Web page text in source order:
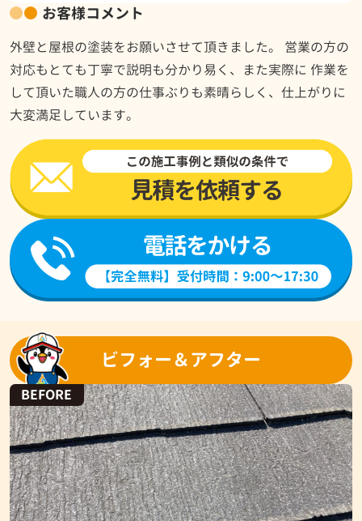
お客様コメント
外壁と屋根の塗装をお願いさせて頂きました。 営業の方の
対応もとても丁寧で説明も分かり易く、また実際に 作業を
して頂いた職人の方の仕事ぶりも素晴らしく、仕上がりに
大変満足しています。
ビフォー＆アフター